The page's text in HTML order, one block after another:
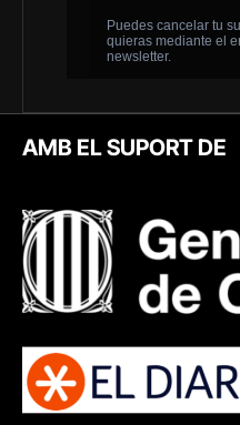
AMB EL SUPORT DE